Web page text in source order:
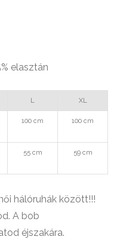
elasztán
L XL
100 cm 100 cm
55 cm 59 cm
hálóruhák között!!!
A bob
éjszakára.